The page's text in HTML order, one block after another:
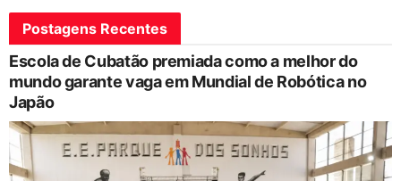
Postagens Recentes
Escola de Cubatão premiada como a melhor do
mundo garante vaga em Mundial de Robótica no
Japão